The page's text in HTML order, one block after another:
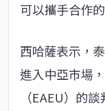
可以攜手合作
西哈薩表示，
進入中亞市場
（EAEU）的